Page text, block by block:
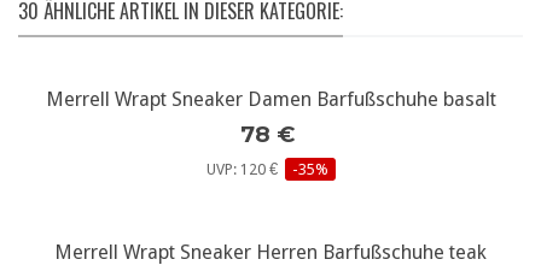
30 ÄHNLICHE ARTIKEL IN DIESER KATEGORIE:
Merrell Wrapt Sneaker Damen Barfußschuhe basalt
78 €
UVP: 120 € -35%
Merrell Wrapt Sneaker Herren Barfußschuhe teak